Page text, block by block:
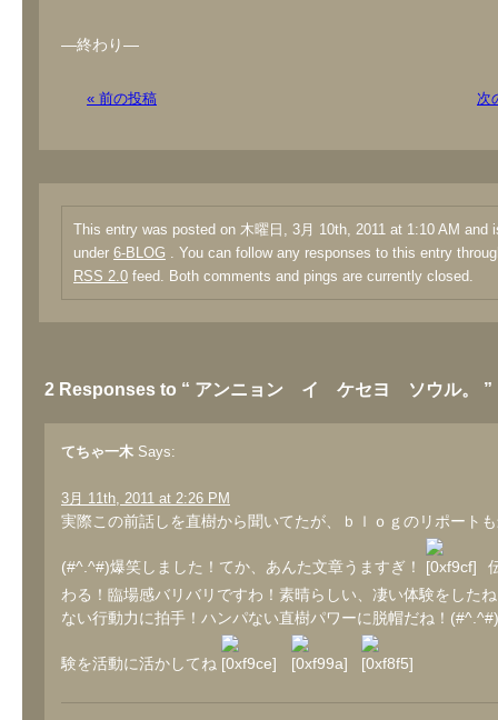
―終わり―
« 前の投稿 次
This entry was posted on 木曜日, 3月 10th, 2011 at 1:10 AM and
under 6-BLOG . You can follow any responses to this entry
RSS 2.0 feed. Both comments and pings are currently closed.
2 Responses to “ アンニョン イ ケセヨ ソウル。 ”
てちゃ一木 Says:
3月 11th, 2011 at 2:26 PM
実際この前話しを直樹から聞いてたが、ｂｌｏｇのリポート
(#^.^#)爆笑しました！てか、あんた文章うますぎ！
わる！臨場感バリバリですわ！素晴らしい、凄い体験をした
ない行動力に拍手！ハンパない直樹パワーに脱帽だね！
験を活動に活かしてね